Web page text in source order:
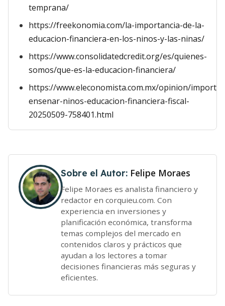
temprana/
https://freekonomia.com/la-importancia-de-la-
educacion-financiera-en-los-ninos-y-las-ninas/
https://www.consolidatedcredit.org/es/quienes-
somos/que-es-la-educacion-financiera/
https://www.eleconomista.com.mx/opinion/
ensenar-ninos-educacion-financiera-fiscal-
20250509-758401.html
Sobre el Autor: Felipe Moraes
Felipe Moraes es analista financiero y
redactor en corquieu.com. Con
experiencia en inversiones y
planificación económica, transforma
temas complejos del mercado en
contenidos claros y prácticos que
ayudan a los lectores a tomar
decisiones financieras más seguras y
eficientes.